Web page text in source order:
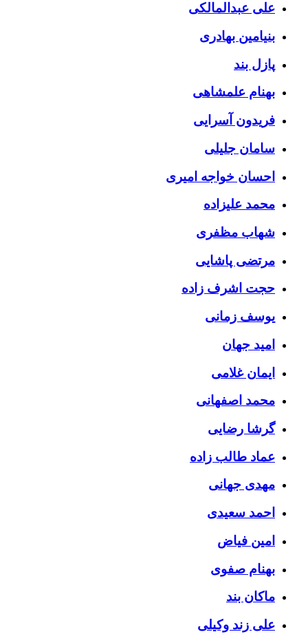
علی عبدالمالکی
بنیامین بهادری
پازل بند
بهنام علمشاهی
فریدون آسرایی
سامان جلیلی
احسان خواجه امیری
محمد علیزاده
شهاب مظفری
مرتضی پاشایی
حجت اشرف زاده
یوسف زمانی
امید جهان
ایمان غلامی
محمد اصفهانی
گرشا رضایی
عماد طالب زاده
مهدی جهانی
احمد سعیدی
امین فیاض
بهنام صفوی
ماکان بند
علی زند وکیلی